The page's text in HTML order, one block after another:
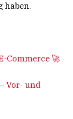
haben.
Commerce 🚀
Vor- und